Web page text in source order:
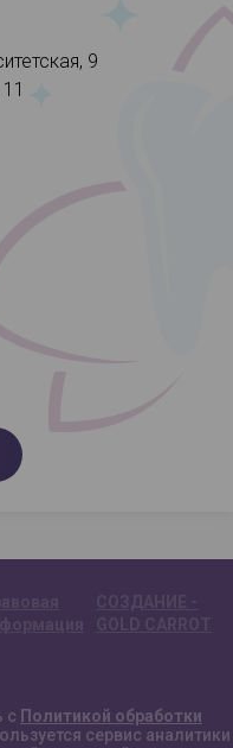
9
с Политикой обработки
сервис аналитики